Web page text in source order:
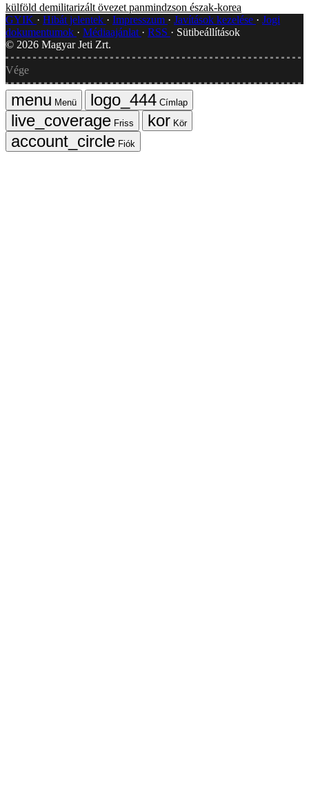
külföld demilitarizált övezet panmindzson észak-korea
GYIK
Hibát jelentek Impresszum Javítások kezelése
Jogi
dokumentumok
Médiaajánlat RSS
Sütibeállítások
© 2026 Magyar Jeti Zrt.
Vége
Menü
Címlap
Friss
Kör
Fiók